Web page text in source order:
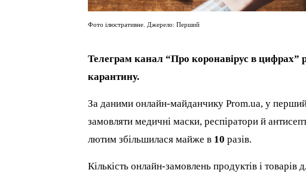
Фото ілюстративне. Джерело: Перший
Телеграм канал “Про коронавірус в цифрах”
карантину.
За даними онлайн-майданчику Prom.ua, у
замовляти медичні маски, респіратори й
лютим збільшилася майже в 10 разів.
Кількість онлайн-замовлень продуктів і товарів